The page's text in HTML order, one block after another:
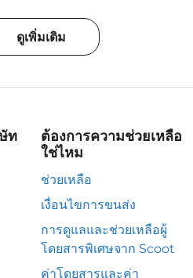
ดูเพิ่มเติม
ท
ต้องการความช่วยเหลือ
ใช่ไหม
ช่วยเหลือ
เงื่อนไขการขนส่ง
การดูแลและช่วยเหลือผู้
โดยสารพิเศษจาก Scoot
ค่าโดยสารและค่า